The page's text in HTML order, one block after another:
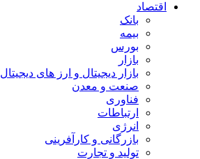
اقتصاد
بانک
بیمه
بورس
بازار
بازار دیجیتال و ارز های دیجیتال
صنعت و معدن
فناوری
ارتباطات
انرژی
بازرگانی و کارآفرینی
تولید و تجارت